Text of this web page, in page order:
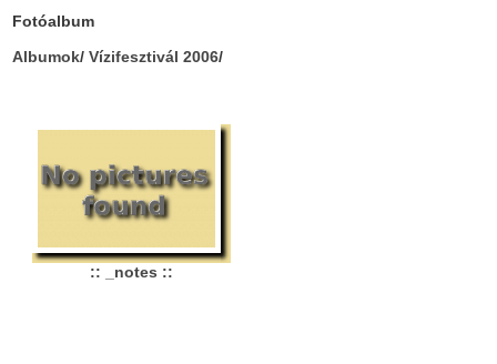
Fotóalbum
Albumok/ Vízifesztivál 2006/
:: _notes ::